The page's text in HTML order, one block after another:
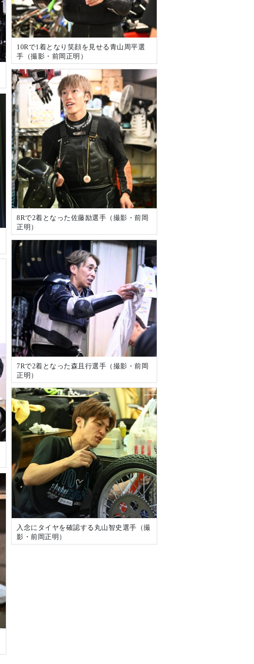
10Rで1着となり笑顔を見せる青山周平選
手（撮影・前岡正明）
8Rで2着となった佐藤励選手（撮影・前岡
正明）
7Rで2着となった森且行選手（撮影・前岡
正明）
入念にタイヤを確認する丸山智史選手（撮
影・前岡正明）